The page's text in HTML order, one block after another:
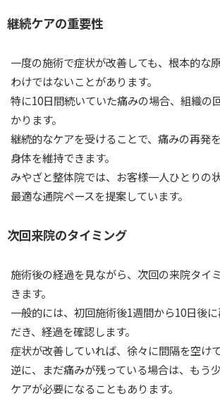
継続ケアの重要性
一度の施術で症状が改善しても、根本的な
わけではないことがあります。
特に10日間続いていた痛みの場合、組織の
かります。
継続的なケアを受けることで、痛みの再発
身体を維持できます。
みやざと整体院では、お客様一人ひとりの
最適な通院ペースを提案しています。
次回来院のタイミング
施術後の経過を見ながら、次回の来院タイ
きます。
一般的には、初回施術後1週間から10日後
だき、経過を確認します。
症状が改善していれば、徐々に間隔を空けて
逆に、まだ痛みが残っている場合は、もう
ケアが必要になることもあります。